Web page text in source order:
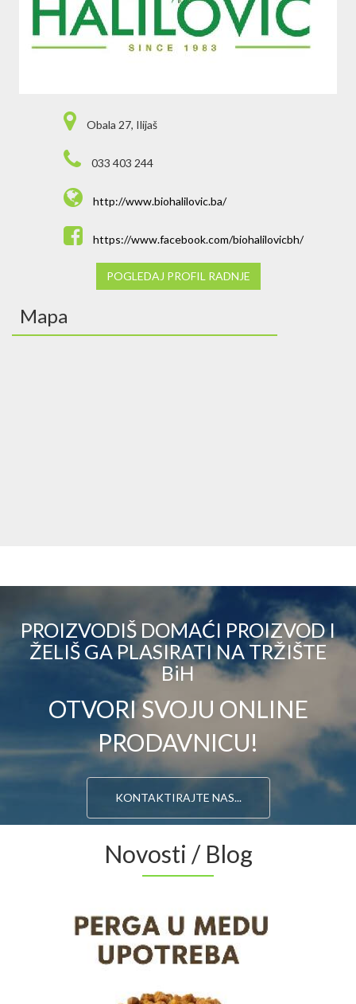
Obala 27, Ilijaš
033 403 244
http://www.biohalilovic.ba/
https://www.facebook.com/biohalilovicbh/
POGLEDAJ PROFIL RADNJE
Mapa
PROIZVODIŠ DOMAĆI PROIZVOD I
ŽELIŠ GA PLASIRATI NA TRŽIŠTE
BiH
OTVORI SVOJU ONLINE
PRODAVNICU!
KONTAKTIRAJTE NAS...
Novosti / Blog